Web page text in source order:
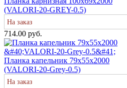
(VALORI-20-GREY-0.5)
На заказ
714.00 руб.
Планка капельник 79х55х2000
(VALORI-20-Grey-0.5)
На заказ